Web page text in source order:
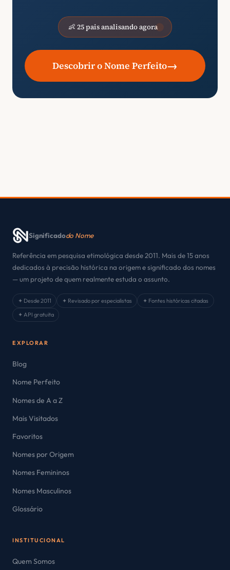
👶 25 pais analisando agora
Descobrir o Nome Perfeito→
Significadodo Nome
Referência em pesquisa etimológica desde 2011. Mais de 15 anos
dedicados à precisão histórica na origem e significado dos nomes
— um projeto de quem realmente estuda o assunto.
✦ Desde 2011 ✦ Revisado por especialistas
✦ Fontes históricas citadas
✦ API gratuita
EXPLORAR
Blog
Nome Perfeito
Nomes de A a Z
Mais Visitados
Favoritos
Nomes por Origem
Nomes Femininos
Nomes Masculinos
Glossário
INSTITUCIONAL
Quem Somos